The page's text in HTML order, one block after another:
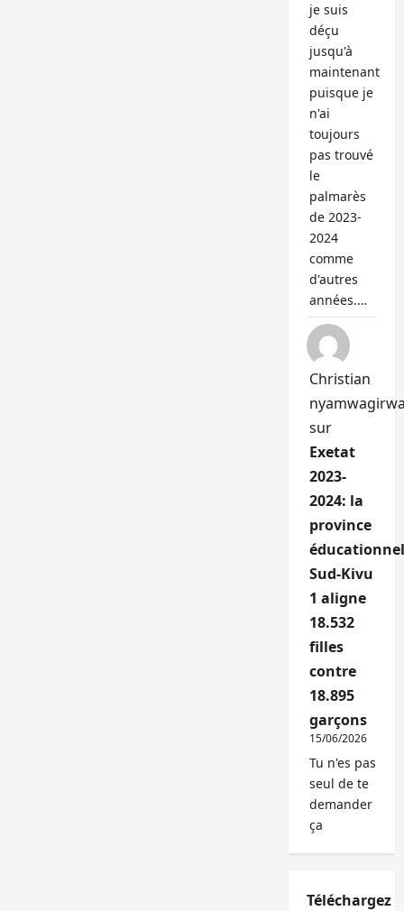
je suis
déçu
jusqu'à
maintenant
puisque je
n'ai
toujours
pas trouvé
le
palmarès
de 2023-
2024
comme
d'autres
années.…
Christian
sur
Exetat
2023-
2024: la
province
Sud-Kivu
1 aligne
18.532
filles
contre
18.895
garçons
15/06/2026
Tu n'es pas
seul de te
demander
ça
Téléchargez